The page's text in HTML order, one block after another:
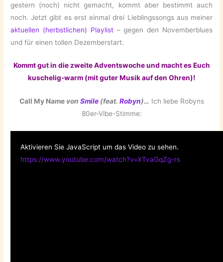
gestern (noch) nicht gemacht, kommt aber bestimmt auch
noch. Jetzt gibt es erst einmal drei Lieblingssongs aus meiner
aktuellen (herbstlichen) Playlist– gegen den Novemberblues
und für einen tollen Dezemberstart.
Kommt gut in die zweite Adventswoche und macht es Euch
kuschelig-warm (mit guter Musik auf den Ohren)!
Call My Name von Smile(feat. Robyn)… Ich liebe Robyns
80er-Vibe-Stimme:
Aktivieren Sie JavaScript um das Video zu sehen.
https://www.youtube.com/watch?v=XTvaGqZg-rs